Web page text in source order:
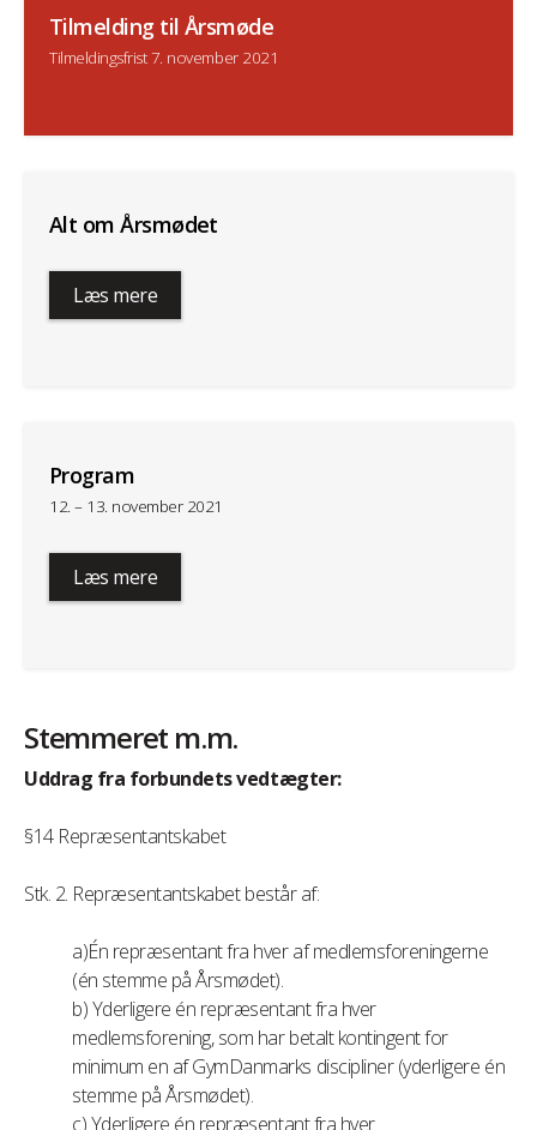
Tilmelding til Årsmøde
Tilmeldingsfrist 7. november 2021
Alt om Årsmødet
Læs mere
Program
12. – 13. november 2021
Læs mere
Stemmeret m.m.
Uddrag fra forbundets vedtægter:
§14 Repræsentantskabet
Stk. 2. Repræsentantskabet består af:
a)Én repræsentant fra hver af medlemsforeningerne
(én stemme på Årsmødet).
b) Yderligere én repræsentant fra hver
medlemsforening, som har betalt kontingent for
minimum en af GymDanmarks discipliner (yderligere én
stemme på Årsmødet).
c) Yderligere én repræsentant fra hver